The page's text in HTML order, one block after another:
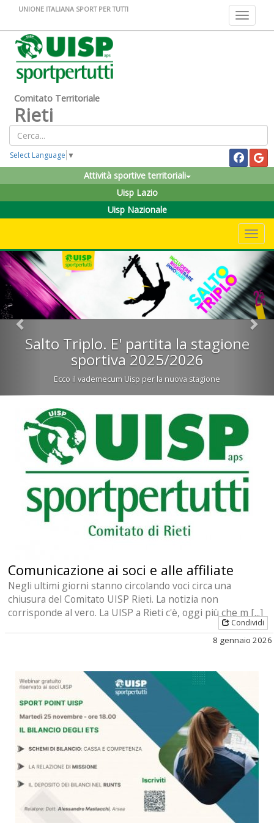
Toggle
UNIONE ITALIANA SPORT PER TUTTI
Comitato Territoriale
Rieti
Select Language ▼
Attività sportive territoriali
Uisp Lazio
Uisp Nazionale
Salto Triplo. E' partita la stagione
sportiva 2025/2026
Ecco il vademecum Uisp per la nuova stagione
Previous
Comunicazione ai soci e alle affiliate
Negli ultimi giorni stanno circolando voci circa una
chiusura del Comitato UISP Rieti. La notizia non
corrisponde al vero. La UISP a Rieti c'è, oggi più che m [...]
Condividi
8 gennaio 2026